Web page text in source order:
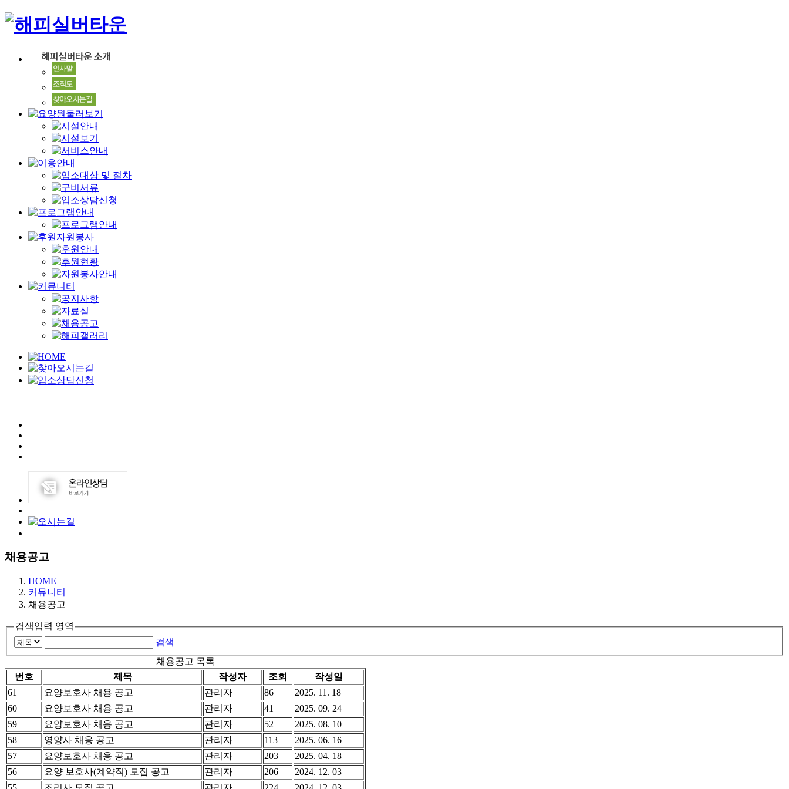
채용공고
HOME
커뮤니티
채용공고
검색입력 영역
검색
채용공고 목록
번호
제목 작성자 조회
작성일
61
요양보호사 채용 공고 관리자 86
2025. 11. 18
60
요양보호사 채용 공고 관리자 41
2025. 09. 24
59
요양보호사 채용 공고 관리자 52
2025. 08. 10
58
영양사 채용 공고 관리자 113
2025. 06. 16
57
요양보호사 채용 공고 관리자 203
2025. 04. 18
56
요양 보호사(계약직) 모집 공고 관리자 206
2024. 12. 03